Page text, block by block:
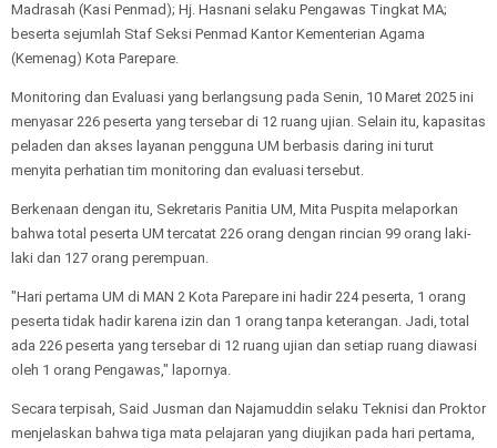
Madrasah (Kasi Penmad); Hj. Hasnani selaku Pengawas Tingkat MA;
beserta sejumlah Staf Seksi Penmad Kantor Kementerian Agama
(Kemenag) Kota Parepare.
Monitoring dan Evaluasi yang berlangsung pada Senin, 10 Maret 2025 ini
menyasar 226 peserta yang tersebar di 12 ruang ujian. Selain itu, kapasitas
peladen dan akses layanan pengguna UM berbasis daring ini turut
menyita perhatian tim monitoring dan evaluasi tersebut.
Berkenaan dengan itu, Sekretaris Panitia UM, Mita Puspita melaporkan
bahwa total peserta UM tercatat 226 orang dengan rincian 99 orang laki-
laki dan 127 orang perempuan.
"Hari pertama UM di MAN 2 Kota Parepare ini hadir 224 peserta, 1 orang
peserta tidak hadir karena izin dan 1 orang tanpa keterangan. Jadi, total
ada 226 peserta yang tersebar di 12 ruang ujian dan setiap ruang diawasi
oleh 1 orang Pengawas," lapornya.
Secara terpisah, Said Jusman dan Najamuddin selaku Teknisi dan Proktor
menjelaskan bahwa tiga mata pelajaran yang diujikan pada hari pertama,